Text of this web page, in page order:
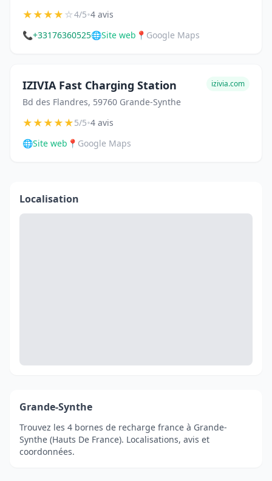
★★★★☆4/5•4 avis
📞+33176360525🌐Site web 📍 Google Maps
IZIVIA Fast Charging Station
Bd des Flandres, 59760 Grande-Synthe
izivia.com
★★★★★5/5•4 avis
🌐Site web 📍 Google Maps
Localisation
Grande-Synthe
Trouvez les 4 bornes de recharge france à Grande-
Synthe (Hauts De France). Localisations, avis et
coordonnées.